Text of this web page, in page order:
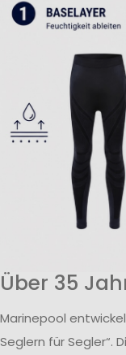
Über 35
Marinepool
Seglern für Segler“.